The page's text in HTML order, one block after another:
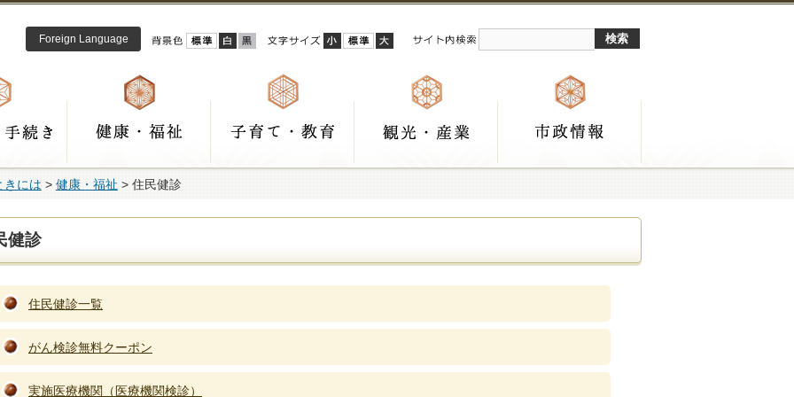
Foreign Language
きには > 健康・福祉 > 住民健診
健診
住民健診一覧
がん検診無料クーポン
実施医療機関（医療機関検診）